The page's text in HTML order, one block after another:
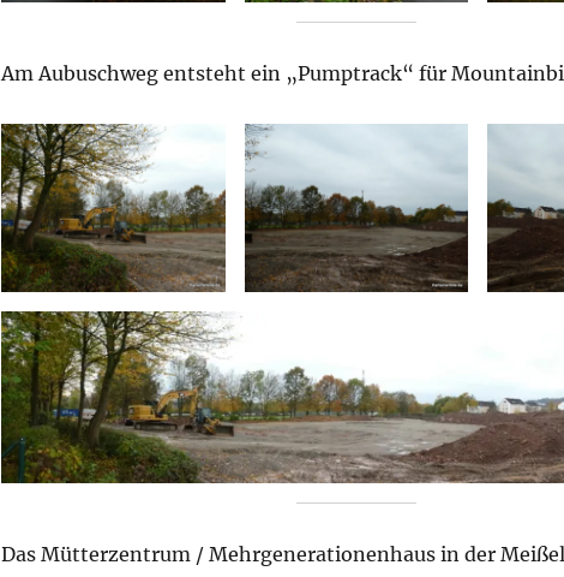
Am Aubuschweg entsteht ein „Pumptrack“ für
Das Mütterzentrum / Mehrgenerationenhaus in der